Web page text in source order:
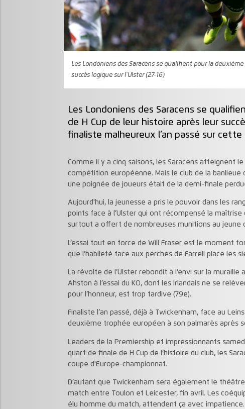
Les Londoniens des Saracens se qualifient pour la
succès logique sur l'Ulster (27-16)
Les Londoniens des Saracens se
de H Cup de leur histoire après leur
finaliste malheureux l’an passé sur
Comme il y a cinq saisons, les Saracens atteignent
compétition européenne. Mais le club de la banlieue
une poignée de joueurs était de la demi-finale
Aujourd'hui, la jeunesse a pris le pouvoir dans les
points face à l’Ulster qui ont récompensé la
surtout a offert de nombreuses munitions au jeune
L’essai tout en force de Will Fraser est le moment
que l’habileté face aux perches de Farrell place les
La révolte de l’Ulster rebondit à l’envi sur la muraille
Ahston à l’essai du KO, dont les Irlandais ne se
pour l’honneur, est trop tardive (79e).
Finaliste l’an passé, déjà à Twickenham, face au
deuxième trophée européen à son palmarès après
Leaders de la Premiership et impressionnants
quart de finale de H Cup de l’histoire du club, les
coupe d'Europe-championnat.
D’autant que Twickenham sera également le
match entre Toulon et Leicester, fin avril. Les
élu homme du match, attendent ça avec impatience.